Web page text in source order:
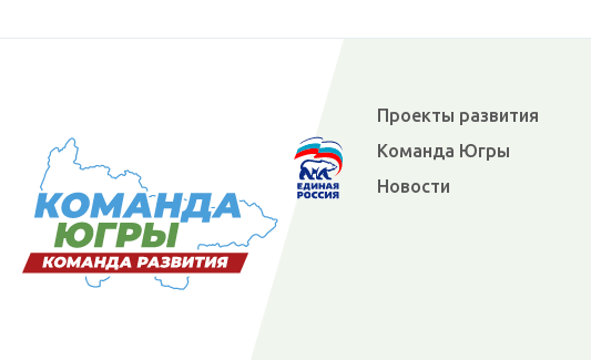
Проекты развития
Команда Югры
Новости